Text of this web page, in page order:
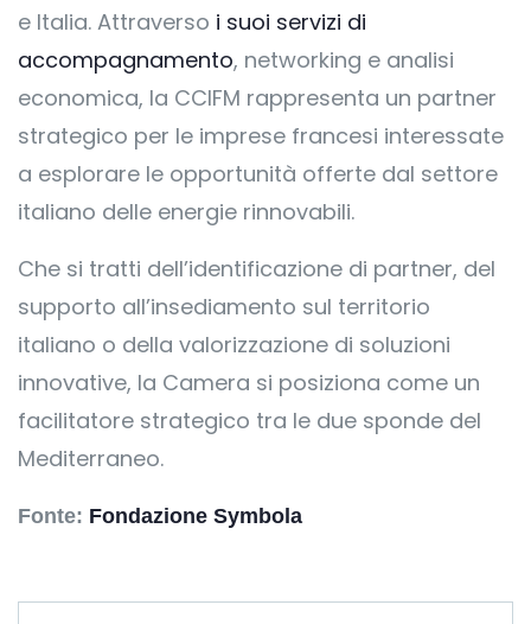
e Italia. Attraverso i suoi servizi di
accompagnamento, networking e analisi
economica, la CCIFM rappresenta un partner
strategico per le imprese francesi interessate
a esplorare le opportunità offerte dal settore
italiano delle energie rinnovabili.
Che si tratti dell’identificazione di partner, del
supporto all’insediamento sul territorio
italiano o della valorizzazione di soluzioni
innovative, la Camera si posiziona come un
facilitatore strategico tra le due sponde del
Mediterraneo.
Fonte: Fondazione Symbola